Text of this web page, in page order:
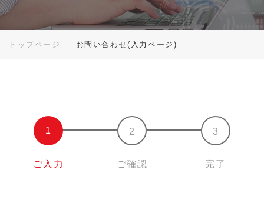
トップページ お問い合わせ(入力ページ)
ご入力 ご確認 完了